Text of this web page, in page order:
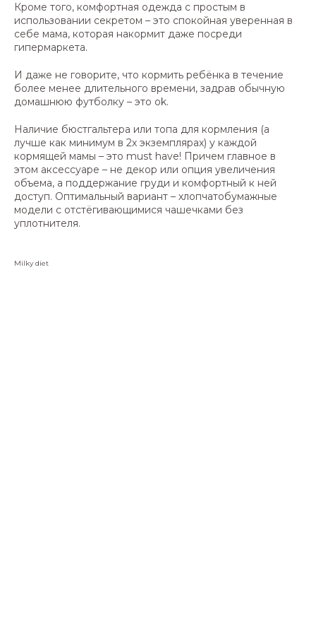
Кроме того, комфортная одежда с простым в
использовании секретом – это спокойная уверенная в
себе мама, которая накормит даже посреди
гипермаркета.
И даже не говорите, что кормить ребёнка в течение
более менее длительного времени, задрав обычную
домашнюю футболку – это ok.
Наличие бюстгальтера или топа для кормления (а
лучше как минимум в 2х экземплярах) у каждой
кормящей мамы – это must have! Причем главное в
этом аксессуаре – не декор или опция увеличения
объема, а поддержание груди и комфортный к ней
доступ. Оптимальный вариант – хлопчатобумажные
модели с отстёгивающимися чашечками без
уплотнителя.
Milky diet